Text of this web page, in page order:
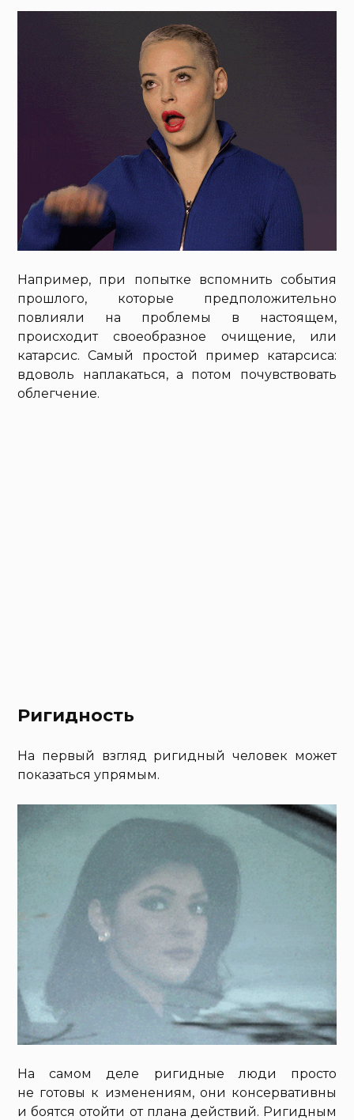
Например, при попытке вспомнить события
прошлого, которые предположительно
повлияли на проблемы в настоящем,
происходит своеобразное очищение, или
катарсис. Самый простой пример катарсиса:
вдоволь наплакаться, а потом почувствовать
облегчение.
Ригидность
На первый взгляд ригидный человек может
показаться упрямым.
На самом деле ригидные люди просто
не готовы к изменениям, они консервативны
и боятся отойти от плана действий. Ригидным